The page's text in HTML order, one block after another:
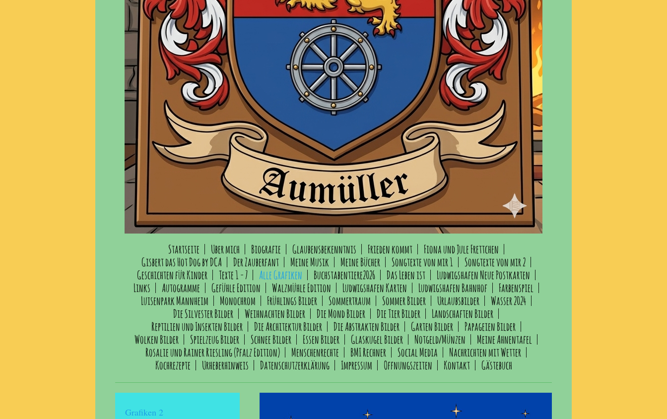
Startseite Über mich Biografie Glaubensbekenntnis Frieden kommt
Fiona und Jule Frettchen
Gisbert das Hot Dog by DCA
Der Zauberfant Meine Musik Meine Bücher Songtexte von mir 1
Songtexte von mir 2
Geschichten für Kinder
Texte 1 - 7 Alle Grafiken Buchstabentiere2026 Das Leben ist
Ludwigshafen Neue Postkarten
Links
Autogramme Gefühle Edition Walzmühle Edition Ludwigshafen Karten Ludwigshafen Bahnhof
Farbenspiel
Luisenpark Mannheim
Monochrom Frühlings Bilder Sommertraum Sommer Bilder Urlaubsbilder
Wasser 2024
Die Silvester Bilder
Weihnachten Bilder Die Mond Bilder Die Tier Bilder
Landschaften Bilder
Reptilien und Insekten Bilder
Die Architektur Bilder Die Abstrakten Bilder Garten Bilder
Papageien Bilder
Wolken Bilder
Spielzeug Bilder Schnee Bilder Essen Bilder Glaskugel Bilder Notgeld/Münzen
Meine Ahnentafel
Rosalie und Rainer Riesling (Pfalz Edition)
Menschenrechte BMI Rechner Social Media
Nachrichten mit Wetter
Kochrezepte
Urheberhinweis Datenschutzerklärung Impressum Öffnungszeiten Kontakt Gästebuch
Grafiken 2